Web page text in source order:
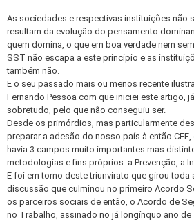
As sociedades e respectivas instituições não
resultam da evolução do pensamento
quem domina, o que em boa verdade nem
SST não escapa a este princípio e as
também não.
E o seu passado mais ou menos recente
Fernando Pessoa com que iniciei este artigo,
sobretudo, pelo que não conseguiu ser.
Desde os primórdios, mas particularmente
preparar a adesão do nosso país à então
havia 3 campos muito importantes mas
metodologias e fins próprios: a Prevenção, a
E foi em torno deste triunvirato que girou toda
discussão que culminou no primeiro Acordo
os parceiros sociais de então, o Acordo de
no Trabalho, assinado no já longínquo ano de